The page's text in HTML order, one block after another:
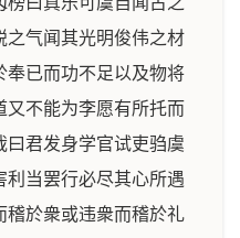
之气闻其光明俊伟之材
奉已而功不足以及物将
又不能为李愿有所托而
曰君发身学官试吏驺虞
利当罢行必尽其心所遇
稽於衆或违衆而稽於礼